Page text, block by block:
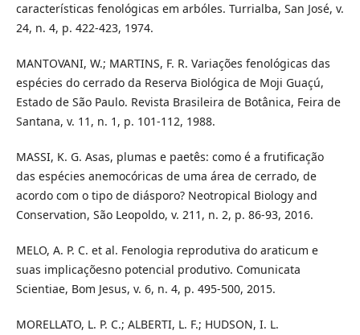
características fenológicas em arbóles. Turrialba, San José, v.
24, n. 4, p. 422-423, 1974.
MANTOVANI, W.; MARTINS, F. R. Variações fenológicas das
espécies do cerrado da Reserva Biológica de Moji Guaçú,
Estado de São Paulo. Revista Brasileira de Botânica, Feira de
Santana, v. 11, n. 1, p. 101-112, 1988.
MASSI, K. G. Asas, plumas e paetês: como é a frutificação
das espécies anemocóricas de uma área de cerrado, de
acordo com o tipo de diásporo? Neotropical Biology and
Conservation, São Leopoldo, v. 211, n. 2, p. 86-93, 2016.
MELO, A. P. C. et al. Fenologia reprodutiva do araticum e
suas implicaçõesno potencial produtivo. Comunicata
Scientiae, Bom Jesus, v. 6, n. 4, p. 495-500, 2015.
MORELLATO, L. P. C.; ALBERTI, L. F.; HUDSON, I. L.